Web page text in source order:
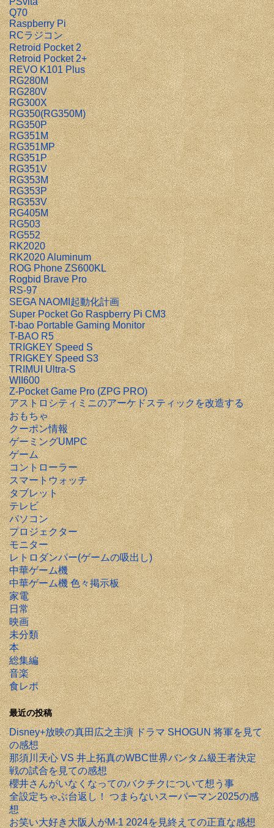
Q70
Raspberry Pi
RCラジコン
Retroid Pocket 2
Retroid Pocket 2+
REVO K101 Plus
RG280M
RG280V
RG300X
RG350(RG350M)
RG350P
RG351M
RG351MP
RG351P
RG351V
RG353M
RG353P
RG353V
RG405M
RG503
RG552
RK2020
RK2020 Aluminum
ROG Phone ZS600KL
Rogbid Brave Pro
RS-97
SEGA NAOMI起動化計画
Super Pocket Go Raspberry Pi CM3
T-bao Portable Gaming Monitor
T-BAO R5
TRIGKEY Speed S
TRIGKEY Speed S3
TRIMUI Ultra-S
WII600
Z-Pocket Game Pro (ZPG PRO)
アストロシティミニのアーケドスティックを改造する
おもちゃ
クーポン情報
ゲーミングUMPC
ゲーム
コントローラー
スマートウォッチ
タブレット
テレビ
パソコン
プロジェクター
モニター
レトロダンパー(ゲームの吸出し)
中華ゲーム機
中華ゲーム機 色々掲示板
家電
日常
映画
未分類
本
総集編
音楽
食レポ
最近の投稿
Disney+放映の真田広之主演 ドラマ SHOGUN 将軍を見て
の感想
那須川天心 VS 井上拓真のWBC世界バンタム級王者決定
戦の試合を見ての感想
櫻井さんがいなくなってのバクチクについて想う事
全設定ちゃぶ台返し！ つまらないスーパーマン2025の感
想
お笑い大好き大阪人がM-1 2024を見終えての正直な感想